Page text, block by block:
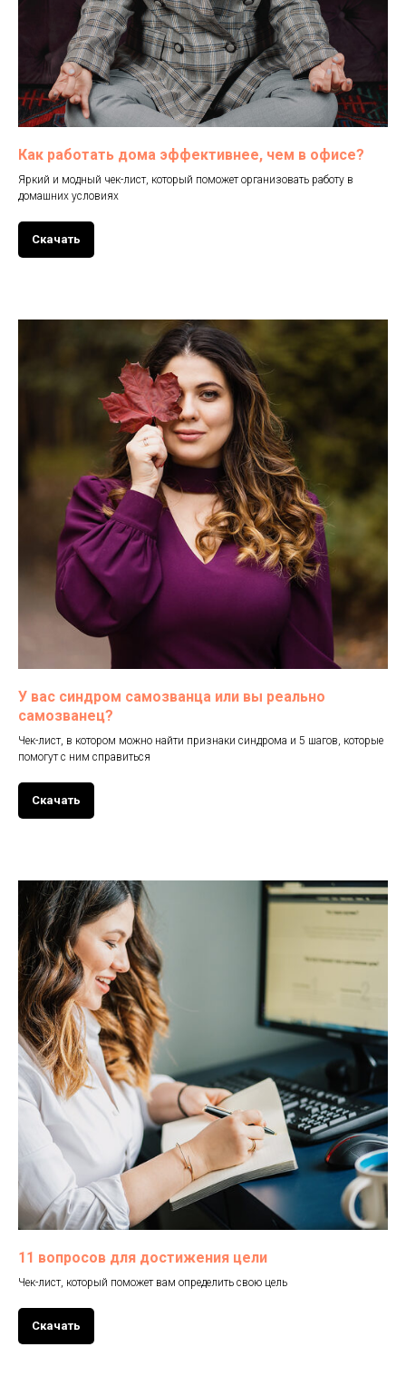
Как работать дома эффективнее, чем в офисе?
Яркий и модный чек-лист, который поможет организовать работу в
домашних условиях
Скачать
У вас синдром самозванца или вы реально
самозванец?
Чек-лист, в котором можно найти признаки синдрома и 5 шагов, которые
помогут с ним справиться
Скачать
11 вопросов для достижения цели
Чек-лист, который поможет вам определить свою цель
Скачать